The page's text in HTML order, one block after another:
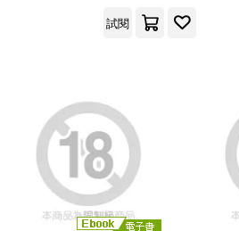
成田美名子(69)
杉山美和子(68)
ラインコミュニケーション
禾馬(499)
中國電力出版社(482)
浙江少年兒童出版社(475)
試閱